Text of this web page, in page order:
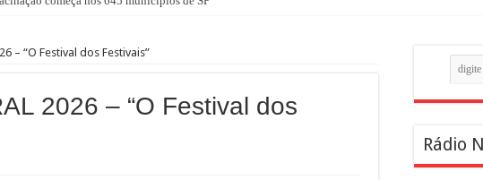
Interparques abrem inscrições para maior trilha de São Paulo
Comitê Diretivo da Distrital Oeste da ACSP
abre inscrições para programação de cursos
– “O Festival dos Festivais”
2026 – “O Festival dos
Pesquisar
Rádio